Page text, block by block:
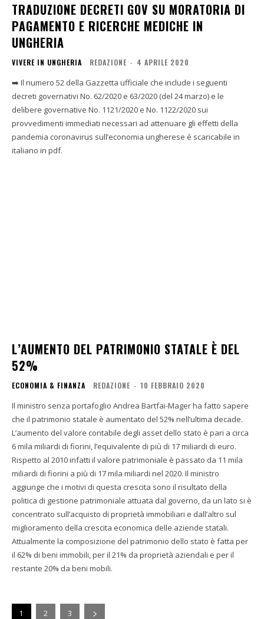
TRADUZIONE DECRETI GOV SU MORATORIA DI
PAGAMENTO E RICERCHE MEDICHE IN
UNGHERIA
VIVERE IN UNGHERIA REDAZIONE - 4 APRILE 2020
➡️ Il numero 52 della Gazzetta ufficiale che include i seguenti
decreti governativi No. 62/2020 e 63/2020 (del 24 marzo) e le
delibere governative No. 1121/2020 e No. 1122/2020 sui
provvedimenti immediati necessari ad attenuare gli effetti della
pandemia coronavirus sull’economia ungherese é scaricabile in
italiano in pdf.
L’AUMENTO DEL PATRIMONIO STATALE È DEL
52%
ECONOMIA & FINANZA REDAZIONE - 10 FEBBRAIO 2020
Il ministro senza portafoglio Andrea Bartfai-Mager ha fatto sapere
che il patrimonio statale è aumentato del 52% nell’ultima decade.
L’aumento del valore contabile degli asset dello stato è pari a circa
6 mila miliardi di fiorini, l’equivalente di più di 17 miliardi di euro.
Rispetto al 2010 infatti il valore patrimoniale è passato da 11 mila
miliardi di fiorini a più di 17 mila miliardi nel 2020. Il ministro
aggiunge che i motivi di questa crescita sono il risultato della
politica di gestione patrimoniale attuata dal governo, da un lato si è
concentrato sull’acquisto di proprietà immobiliari e dall’altro sul
miglioramento della crescita economica delle aziende statali.
Attualmente la composizione del patrimonio dello stato è fatta per
il 62% di beni immobili, per il 21% da proprietà aziendali e per il
restante 20% da beni mobili.
1 2 3